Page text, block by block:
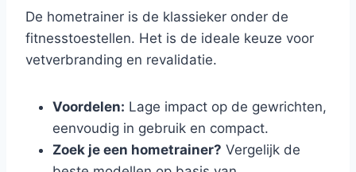
De hometrainer is de klassieker onder de
fitnesstoestellen. Het is de ideale keuze voor
vetverbranding en revalidatie.
Voordelen: Lage impact op de gewrichten,
eenvoudig in gebruik en compact.
Zoek je een hometrainer? Vergelijk de